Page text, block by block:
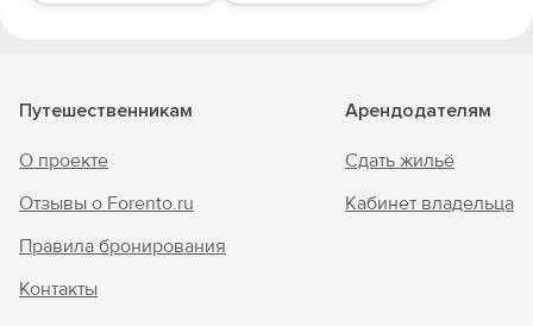
Путешественникам
О проекте
Отзывы о Forento.ru
Правила бронирования
Контакты
Арендодателям
Сдать жильё
Кабинет владельца